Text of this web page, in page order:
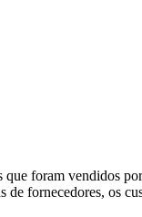
foram vendidos
fornecedores, os